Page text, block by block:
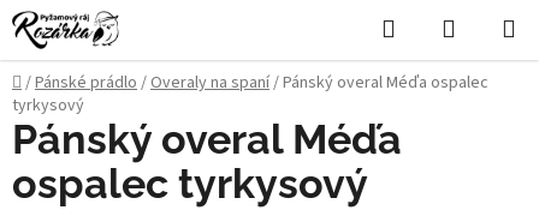
Přejít
na
obsah
Hledat
KOŠÍK
Domů
/Pánské prádlo/Overaly na spaní/Pánský overal Méďa ospalec
tyrkysový
Pánský overal Méďa
ospalec tyrkysový